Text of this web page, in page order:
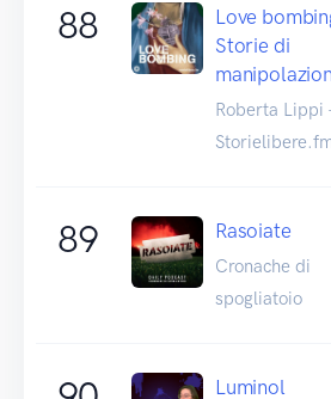
88
Love
Storie di
Roberta Lippi
89 Rasoiate
Cronache di
spogliatoio
Luminol